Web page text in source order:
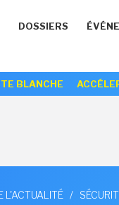
DOSSIERS
BLANCHE
L'ACTUALITÉ /